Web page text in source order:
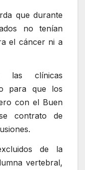
que durante
no tenían
el cáncer ni a
las clínicas
para que los
con el Buen
contrato de
de la
vertebral,